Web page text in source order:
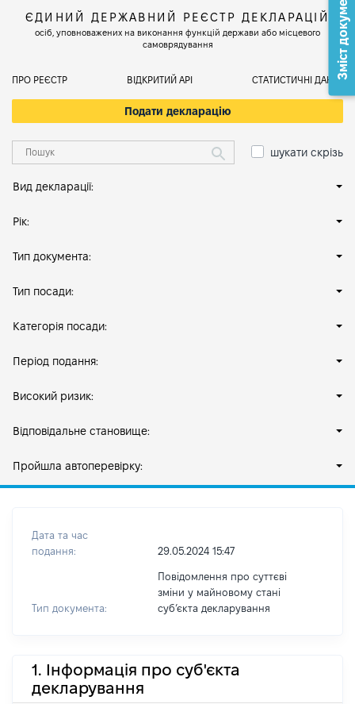
ЄДИНИЙ ДЕРЖАВНИЙ РЕЄСТР ДЕКЛАРАЦІЙ
осіб, уповноважених на виконання функцій держави або місцевого
самоврядування
ПРО РЕЄСТР ВІДКРИТИЙ АРІ СТАТИСТИЧНІ ДАНІ
Подати декларацію
шукати скрізь
Вид декларації:
Рік:
Тип документа:
Тип посади:
Категорія посади:
Період подання:
Високий ризик:
Відповідальне становище:
Пройшла автоперевірку:
Дата та час
подання:
29.05.2024 15:47
Тип документа:
Повідомлення про суттєві
зміни у майновому стані
субʼєкта декларування
1. Інформація про суб'єкта
декларування
Зміст документа